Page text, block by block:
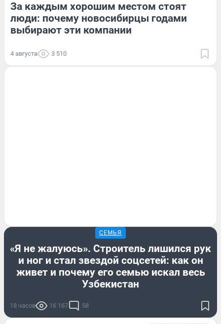
За каждым хорошим местом стоят
люди: почему новосибирцы годами
выбирают эти компании
4 августа 3 510
СЕМЬЯ
«Я не жалуюсь». Строитель лишился рук
и ног и стал звездой соцсетей: как он
живет и почему его семью искал весь
Узбекистан
18 часов 16 167 58